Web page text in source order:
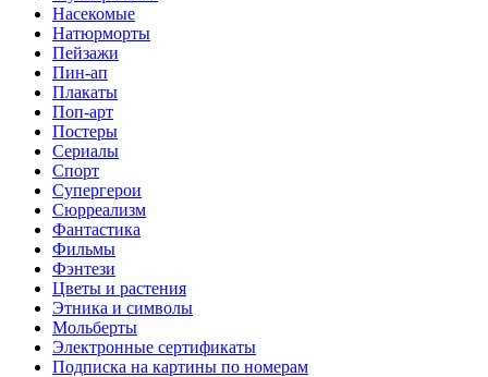
Насекомые
Натюрморты
Пейзажи
Пин-ап
Плакаты
Поп-арт
Постеры
Сериалы
Спорт
Супергерои
Сюрреализм
Фантастика
Фильмы
Фэнтези
Цветы и растения
Этника и символы
Мольберты
Электронные сертификаты
Подписка на картины по номерам